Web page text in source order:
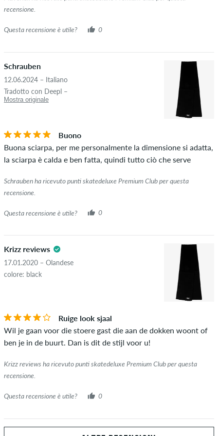
recensione.
Questa recensione è utile? 0
Schrauben
12.06.2024 – Italiano
Tradotto con Deepl –
Mostra originale
Buono
Buona sciarpa, per me personalmente la dimensione si adatta,
la sciarpa è calda e ben fatta, quindi tutto ciò che serve
Schrauben ha ricevuto punti skatedeluxe Premium Club per questa
recensione.
Questa recensione è utile? 0
Krizz reviews
17.01.2020 – Olandese
colore: black
Ruige look sjaal
Wil je gaan voor die stoere gast die aan de dokken woont of
ben je in de buurt. Dan is dit de stijl voor u!
Krizz reviews ha ricevuto punti skatedeluxe Premium Club per questa
recensione.
Questa recensione è utile? 0